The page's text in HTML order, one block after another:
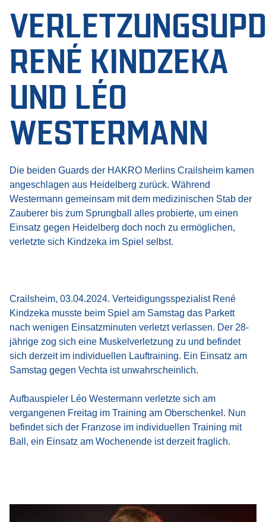
RENÉ KINDZEKA
UND LÉO
WESTERMANN
Die beiden Guards der HAKRO Merlins Crailsheim kamen
angeschlagen aus Heidelberg zurück. Während
Westermann gemeinsam mit dem medizinischen Stab der
Zauberer bis zum Sprungball alles probierte, um einen
Einsatz gegen Heidelberg doch noch zu ermöglichen,
verletzte sich Kindzeka im Spiel selbst.
Crailsheim, 03.04.2024. Verteidigungsspezialist René
Kindzeka musste beim Spiel am Samstag das Parkett
nach wenigen Einsatzminuten verletzt verlassen. Der 28-
jährige zog sich eine Muskelverletzung zu und befindet
sich derzeit im individuellen Lauftraining. Ein Einsatz am
Samstag gegen Vechta ist unwahrscheinlich.
Aufbauspieler Léo Westermann verletzte sich am
vergangenen Freitag im Training am Oberschenkel. Nun
befindet sich der Franzose im individuellen Training mit
Ball, ein Einsatz am Wochenende ist derzeit fraglich.